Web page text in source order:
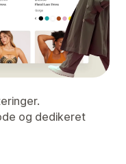
og dedikeret